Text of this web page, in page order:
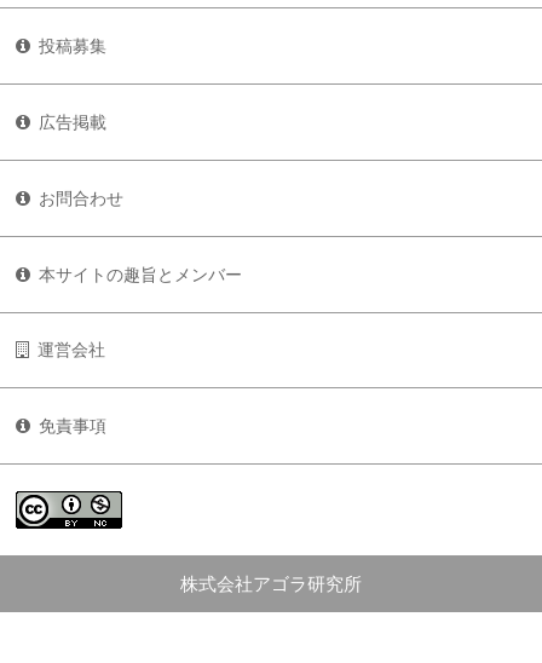
投稿募集
広告掲載
お問合わせ
本サイトの趣旨とメンバー
運営会社
免責事項
株式会社アゴラ研究所